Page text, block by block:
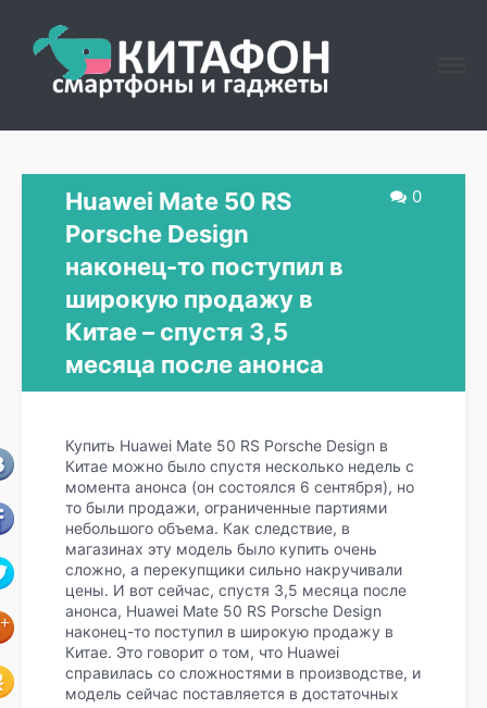
0
Huawei Mate 50 RS
Porsche Design
наконец-то поступил в
широкую продажу в
Китае – спустя 3,5
месяца после анонса
Купить Huawei Mate 50 RS Porsche Design в
Китае можно было спустя несколько недель с
момента анонса (он состоялся 6 сентября), но
то были продажи, ограниченные партиями
небольшого объема. Как следствие, в
магазинах эту модель было купить очень
сложно, а перекупщики сильно накручивали
цены. И вот сейчас, спустя 3,5 месяца после
анонса, Huawei Mate 50 RS Porsche Design
наконец-то поступил в широкую продажу в
Китае. Это говорит о том, что Huawei
справилась со сложностями в производстве, и
модель сейчас поставляется в достаточных